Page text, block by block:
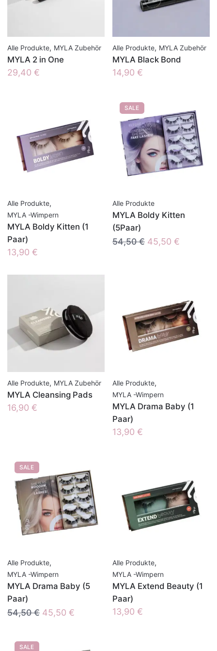
Alle Produkte, MYLA Zubehör
MYLA 2 in One
29,40 €
Alle Produkte, MYLA Zubehör
MYLA Black Bond
14,90 €
Alle Produkte,
MYLA -Wimpern
MYLA Boldy Kitten (1
Paar)
13,90 €
SALE
Alle Produkte
MYLA Boldy Kitten
(5Paar)
54,50€ Ursprünglicher
45,50 €
Alle Produkte, MYLA Zubehör
MYLA Cleansing Pads
16,90 €
Alle Produkte,
MYLA -Wimpern
MYLA Drama Baby (1
Paar)
13,90 €
SALE
Alle Produkte,
MYLA -Wimpern
MYLA Drama Baby (5
Paar)
54,50€ Ursprünglicher
45,50 €
Alle Produkte,
MYLA -Wimpern
MYLA Extend Beauty (1
Paar)
13,90 €
SALE